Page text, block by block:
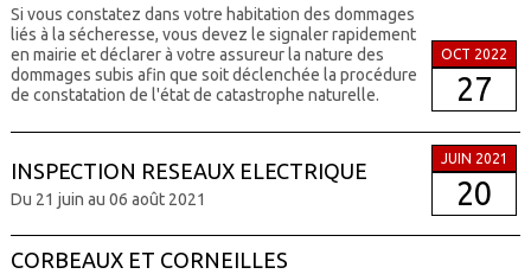
Si vous constatez dans votre habitation des dommages
liés à la sécheresse, vous devez le signaler rapidement
en mairie et déclarer à votre assureur la nature des
dommages subis afin que soit déclenchée la procédure
de constatation de l'état de catastrophe naturelle.
OCT 2022
27
INSPECTION RESEAUX ELECTRIQUE
Du 21 juin au 06 août 2021
JUIN 2021
20
CORBEAUX ET CORNEILLES